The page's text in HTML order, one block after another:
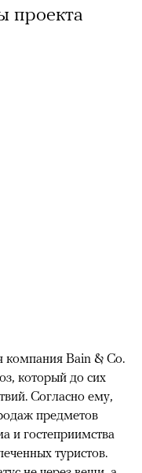
проекта
компания Bain & Co.
который до сих
Согласно ему,
предметов
и гостеприимства
туристов.